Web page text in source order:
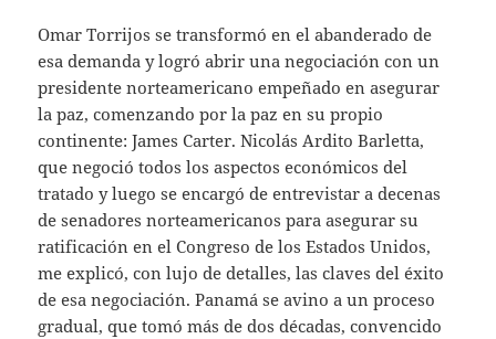
Omar Torrijos se transformó en el abanderado de
esa demanda y logró abrir una negociación con un
presidente norteamericano empeñado en asegurar
la paz, comenzando por la paz en su propio
continente: James Carter. Nicolás Ardito Barletta,
que negoció todos los aspectos económicos del
tratado y luego se encargó de entrevistar a decenas
de senadores norteamericanos para asegurar su
ratificación en el Congreso de los Estados Unidos,
me explicó, con lujo de detalles, las claves del éxito
de esa negociación. Panamá se avino a un proceso
gradual, que tomó más de dos décadas, convencido